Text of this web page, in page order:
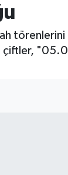
çiftler,